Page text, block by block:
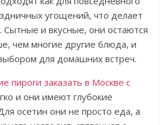
угощений, что делает
Сытные и вкусные, они остаются
чем многие другие блюда, и
для домашних встреч.
пироги заказать в Москве с
и они имеют глубокие
осетин они не просто еда, а